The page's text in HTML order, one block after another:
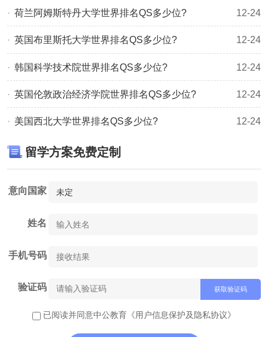
的精神面貌。书院是和谐融洽的群体，各有宿舍、饭堂及其
他设施，并举办各种活动，这些活动包括海外交流及外访计
划，研讨会，师友计划，社区服务，语文、资讯科技和领袖
才能训练，还有多种学生社团组织的课外活动。
香港留学频道，也可点击右侧按钮在线咨询。
相关推荐：
秀文书老师团队，提供个性化院校规划申请策略，定制背景
12-24
荷兰阿姆斯特丹大学世界排名QS多少位?
12-24
​英国布里斯托大学世界排名QS多少位?
12-24
韩国科学技术院世界排名QS多少位?
12-24
​英国伦敦政治经济学院世界排名QS多少位?
12-24
美国西北大学世界排名QS多少位?
留学方案免费定制
意向国家
姓名
手机号码
验证码 获取验证码
已阅读并同意中公教育 《用户信息保护及隐私协议》